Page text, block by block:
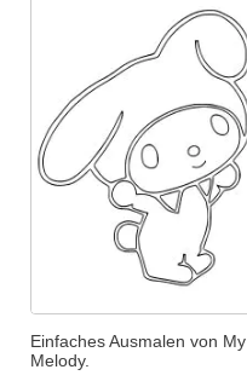
Einfaches Ausmalen von My
Melody.